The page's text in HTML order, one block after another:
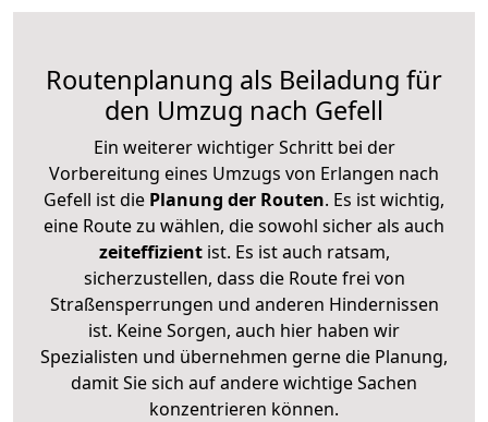
Routenplanung als Beiladung für
den Umzug nach Gefell
Ein weiterer wichtiger Schritt bei der
Vorbereitung eines Umzugs von Erlangen nach
Gefell ist die Planung der Routen. Es ist wichtig,
eine Route zu wählen, die sowohl sicher als auch
zeiteffizientist. Es ist auch ratsam,
sicherzustellen, dass die Route frei von
Straßensperrungen und anderen Hindernissen
ist. Keine Sorgen, auch hier haben wir
Spezialisten und übernehmen gerne die Planung,
damit Sie sich auf andere wichtige Sachen
konzentrieren können.